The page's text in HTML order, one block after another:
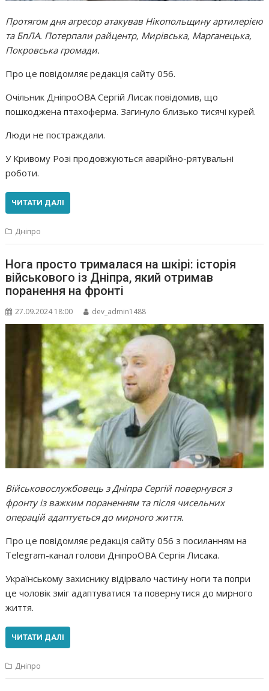
Протягом дня агресор атакував Нікопольщину артилерією
та БпЛА. Потерпали райцентр, Мирівська, Марганецька,
Покровська громади.
Про це повідомляє редакція сайту 056.
Очільник ДніпроОВА Сергій Лисак повідомив, що
пошкоджена птахоферма. Загинуло близько тисячі курей.
Люди не постраждали.
У Кривому Розі продовжуються аварійно-рятувальні
роботи.
ЧИТАТИ ДАЛІ
Дніпро
Нога просто трималася на шкірі: історія
військового із Дніпра, який отримав
поранення на фронті
27.09.2024 18:00 dev_admin1488
Військовослужбовець з Дніпра Сергій повернувся з
фронту із важким пораненням та після чисельних
операцій адаптується до мирного життя.
Про це повідомляє редакція сайту 056 з посиланням на
Telegram-канал голови ДніпроОВА Сергія Лисака.
Українському захиснику відірвало частину ноги та попри
це чоловік зміг адаптуватися та повернутися до мирного
життя.
ЧИТАТИ ДАЛІ
Дніпро